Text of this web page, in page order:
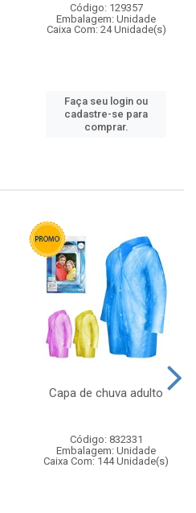
Código: 129357
Embalagem: Unidade
Caixa Com: 24 Unidade(s)
Faça seu login ou
cadastre-se para
comprar.
Capa de chuva adulto
Código: 832331
Embalagem: Unidade
Caixa Com: 144 Unidade(s)